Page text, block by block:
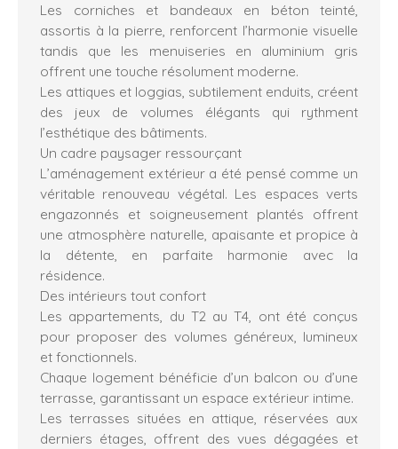
Les corniches et bandeaux en béton teinté,
assortis à la pierre, renforcent l’harmonie visuelle
tandis que les menuiseries en aluminium gris
offrent une touche résolument moderne.
Les attiques et loggias, subtilement enduits, créent
des jeux de volumes élégants qui rythment
l’esthétique des bâtiments.
Un cadre paysager ressourçant
L’aménagement extérieur a été pensé comme un
véritable renouveau végétal. Les espaces verts
engazonnés et soigneusement plantés offrent
une atmosphère naturelle, apaisante et propice à
la détente, en parfaite harmonie avec la
résidence.
Des intérieurs tout confort
Les appartements, du T2 au T4, ont été conçus
pour proposer des volumes généreux, lumineux
et fonctionnels.
Chaque logement bénéficie d’un balcon ou d’une
terrasse, garantissant un espace extérieur intime.
Les terrasses situées en attique, réservées aux
derniers étages, offrent des vues dégagées et